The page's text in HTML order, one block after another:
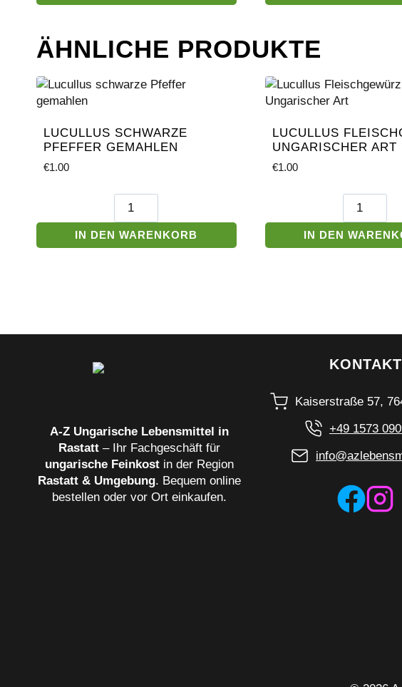
Chili
Menge
Sauce
ÄHNLICHE PRODUKTE
LUCULLUS SCHWARZE
PFEFFER GEMAHLEN
€1.00
Lucullus
Pfeffer
gemahlen
IN DEN WARENKORB
LUCULLUS
UNGARISCHER ART
€1.00
Lucullus
Art
IN DEN
A‑Z Ungarische Lebensmittel in
Rastatt– Ihr Fachgeschäft für
ungarische Feinkostin der Region
Rastatt & Umgebung. Bequem online
bestellen oder vor Ort einkaufen.
KONTAKT
Kaiserstraße 57,
+49 1573